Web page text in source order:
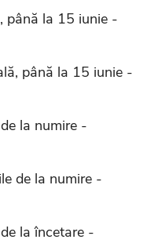
până la 15 iunie -
până la 15 iunie -
la numire -
de la numire -
la încetare -